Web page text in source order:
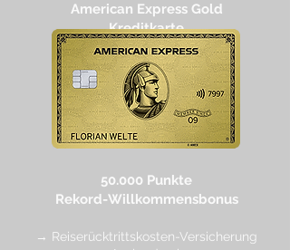
American Express Gold
Kreditkarte
50.000 Punkte
Rekord-Willkommensbonus
→ Reiserücktrittskosten-Versicherung